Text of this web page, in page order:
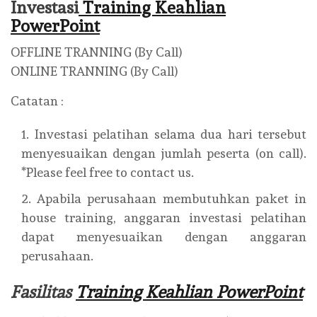
InvestasiTraining Keahlian
PowerPoint
OFFLINE TRANNING (By Call)
ONLINE TRANNING (By Call)
Catatan :
Investasi pelatihan selama dua hari tersebut
menyesuaikan dengan jumlah peserta (on call).
*Please feel free to contact us.
Apabila perusahaan membutuhkan paket in
house training, anggaran investasi pelatihan
dapat menyesuaikan dengan anggaran
perusahaan.
Fasilitas Training Keahlian PowerPoint